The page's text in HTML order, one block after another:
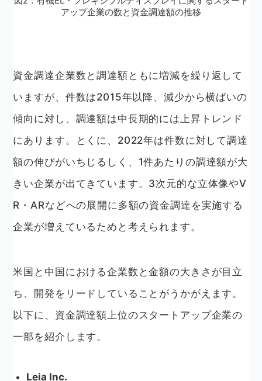
アップ企業の数と資金調達額の推移
資金調達企業数と調達額ともに増減を繰り返して
いますが、件数は2015年以降、減少から横ばいの
傾向に対し、調達額は中長期的には上昇トレンド
にあります。とくに、2022年は件数に対して調達
額の伸びがいちじるしく、1件あたりの調達額が大
きい企業が出てきています。3次元的な立体像やV
R・ARなどへの展開に多額の資金調達を実施する
企業が増えているためと考えられます。
米国と中国における企業数と金額の大きさが目立
ち、開発をリードしていることがうかがえます。
以下に、資金調達額上位のスタートアップ企業の
一部を紹介します。
Leia Inc.